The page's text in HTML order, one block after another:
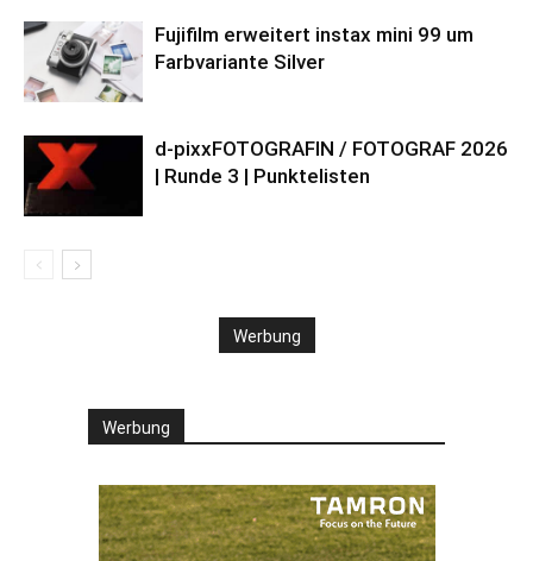
Fujifilm erweitert instax mini 99 um
Farbvariante Silver
d-pixxFOTOGRAFIN / FOTOGRAF 2026
| Runde 3 | Punktelisten
Werbung
Werbung